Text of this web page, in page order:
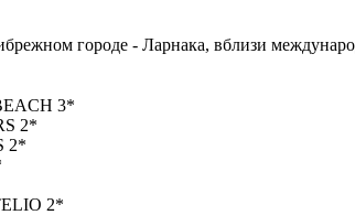
городе - Ларнака, вблизи
3*
2*
2*
2*